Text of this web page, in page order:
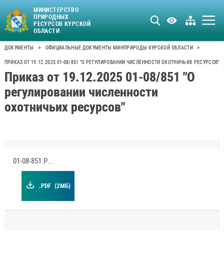
МИНИСТЕРСТВО
ПРИРОДНЫХ
РЕСУРСОВ КУРСКОЙ
ОБЛАСТИ
ДОКУМЕНТЫ > ОФИЦИАЛЬНЫЕ ДОКУМЕНТЫ МИНПРИРОДЫ КУРСКОЙ ОБЛАСТИ >
ПРИКАЗ ОТ 19.12.2025 01-08/851 "О РЕГУЛИРОВАНИИ ЧИСЛЕННОСТИ ОХОТНИЧЬИХ РЕСУРСОВ"
Приказ от 19.12.2025 01-08/851 "О
регулировании численности
охотничьих ресурсов"
01-08-851.PDF
.PDF (2МБ)